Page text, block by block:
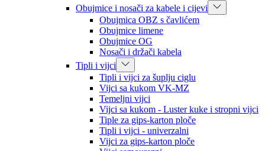
Obujmice i nosači za kabele i cijevi
Obujmica OBZ s čavlićem
Obujmice limene
Obujmice OG
Nosači i držači kabela
Tipli i vijci
Tipli i vijci za šuplju ciglu
Vijci sa kukom VK-MZ
Temeljni vijci
Vijci sa kukom - Luster kuke i stropni vijci
Tiple za gips-karton ploče
Tipli i vijci - univerzalni
Vijci za gips-karton ploče